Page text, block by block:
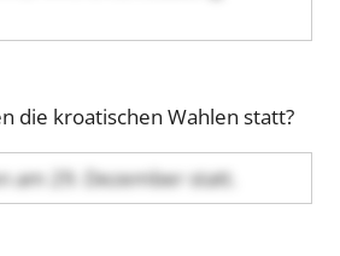
die kroatischen Wahlen statt?
am 29. Dezember statt.